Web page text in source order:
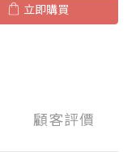
立即購買
顧客評價